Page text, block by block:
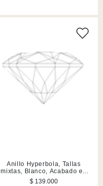
Anillo Hyperbola, Tallas
mixtas, Blanco, Acabado en
tono plateado
$ 139.000